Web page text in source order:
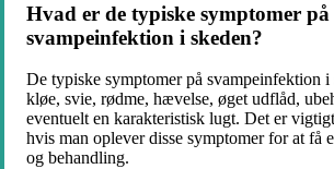
Hvad er de typiske symptomer på
svampeinfektion i skeden?
De typiske symptomer på svampeinfektion i
kløe, svie, rødme, hævelse, øget udflåd,
eventuelt en karakteristisk lugt. Det er
hvis man oplever disse symptomer for at få
og behandling.